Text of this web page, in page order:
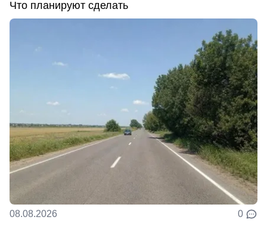
Что планируют сделать
08.08.2026 0